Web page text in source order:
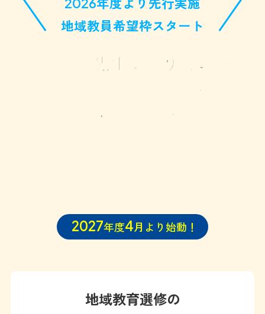
2026年度より先行実施
地域教員希望枠スタート
「先生になりたい」を
で叶える。
高校から始まる
2027年度4月より始動！
地域教育選修の